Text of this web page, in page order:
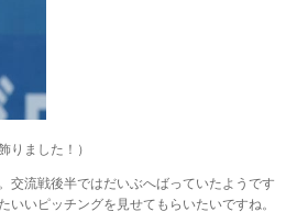
りました！）
交流戦後半ではだいぶへばっていたようです
いいピッチングを見せてもらいたいですね。